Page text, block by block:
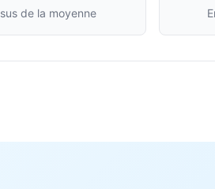
de la moyenne